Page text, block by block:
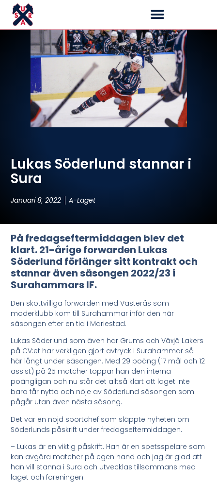
Lukas Söderlund stannar i
Sura
Januari 8, 2022 A-Laget
På fredagseftermiddagen blev det
klart. 21-årige forwarden Lukas
Söderlund förlänger sitt kontrakt och
stannar även säsongen 2022/23 i
Surahammars IF.
Den skottvilliga forwarden med Västerås som
moderklubb kom till Surahammar inför den här
säsongen efter en tid i Mariestad.
Lukas Söderlund som även har Grums och Växjö Lakers
på CV:et har verkligen gjort avtryck i Surahammar så
här långt under säsongen. Med 29 poäng (17 mål och 12
assist) på 25 matcher toppar han den interna
poängligan och nu står det alltså klart att laget inte
bara får nytta och nöje av Söderlund säsongen som
pågår utan även nästa säsong.
Det var en nöjd sportchef som släppte nyheten om
Söderlunds påskrift under fredagseftermiddagen.
– Lukas är en viktig påskrift. Han är en spetsspelare som
kan avgöra matcher på egen hand och jag är glad att
han vill stanna i Sura och utvecklas tillsammans med
laget och föreningen.